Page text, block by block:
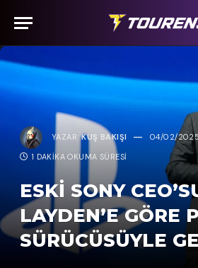
YAZAR: KUŞ BAKIŞI 04/02/2025
1 DAKIKA OKUMA SÜRESI
ESKI SONY
LAYDEN’E GÖRE
SÜRÜCÜSÜYLE